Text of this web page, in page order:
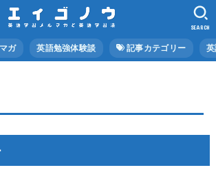
ガ 英語勉強体験談 記事カテゴリー
SEARCH